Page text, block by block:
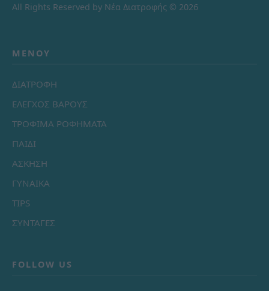
All Rights Reserved by Νέα Διατροφής © 2026
ΜΕΝΟΎ
ΔΙΑΤΡΟΦΗ
ΕΛΕΓΧΟΣ ΒΑΡΟΥΣ
ΤΡΟΦΙΜΑ ΡΟΦΗΜΑΤΑ
ΠΑΙΔΙ
ΑΣΚΗΣΗ
ΓΥΝΑΙΚΑ
TIPS
ΣΥΝΤΑΓΕΣ
FOLLOW US